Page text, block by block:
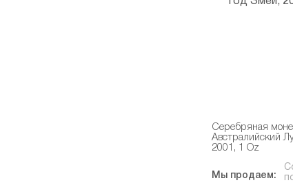
Серебряная
Австралийский
2001, 1 Oz
Мы продаем: